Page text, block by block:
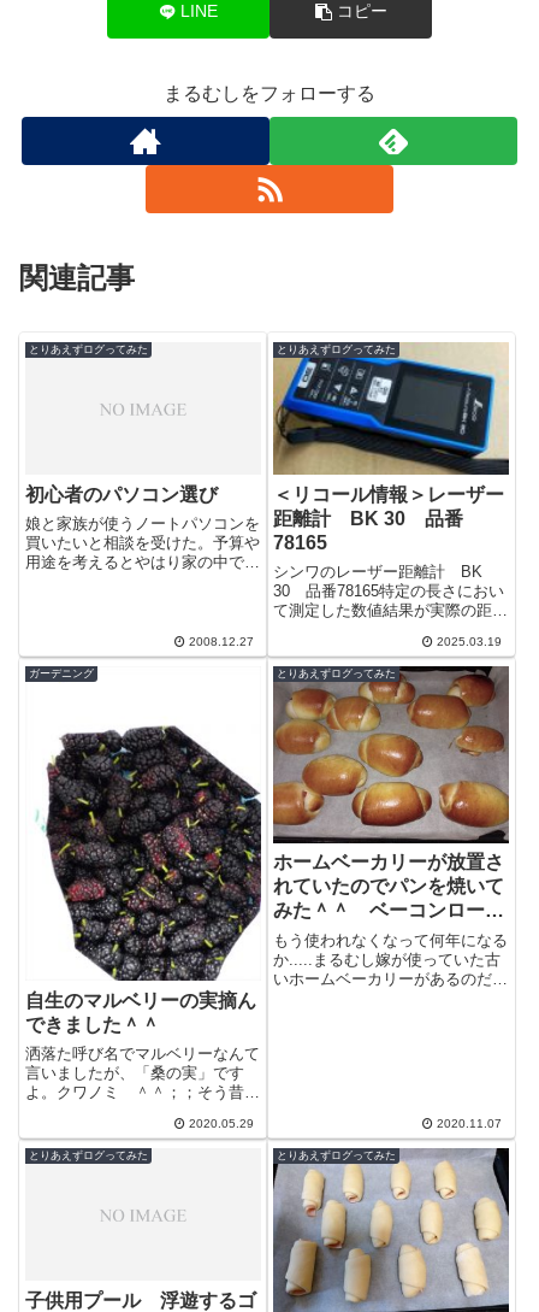
LINE コピー
まるむしをフォローする
関連記事
とりあえずログってみた
初心者のパソコン選び
娘と家族が使うノートパソコンを
買いたいと相談を受けた。予算や
用途を考えるとやはり家の中で持
2008.12.27
とりあえずログってみた
＜リコール情報＞レーザー
距離計 BK 30 品番
78165
シンワのレーザー距離計 BK
30 品番78165特定の長さにおい
て測定した数値結果が実際の距離
あるらしいです。現在以下のシリ
アル...
2025.03.19
ガーデニング
自生のマルベリーの実摘ん
できました＾＾
洒落た呼び名でマルベリーなんて
言いましたが、「桑の実」です
よ。クワノミ ＾＾；；そう昔、
利用されていた桑の葉、その木に
なる実です。...
2020.05.29
とりあえずログってみた
ホームベーカリーが放置さ
れていたのでパンを焼いて
みた＾＾ ベーコンロール
とウィンナーロール
もう使われなくなって何年になる
か.....まるむし嫁が使っていた古
いホームベーカリーがあるのだ
2020.11.07
とりあえずログってみた
子供用プール 浮遊するゴ
とりあえずログってみた